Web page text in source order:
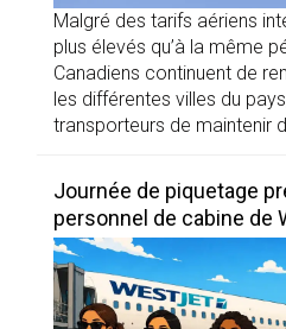
Malgré des tarifs aériens
plus élevés qu’à la même
Canadiens continuent de
les différentes villes du
transporteurs de maintenir
Journée de piquetage
personnel de cabine de